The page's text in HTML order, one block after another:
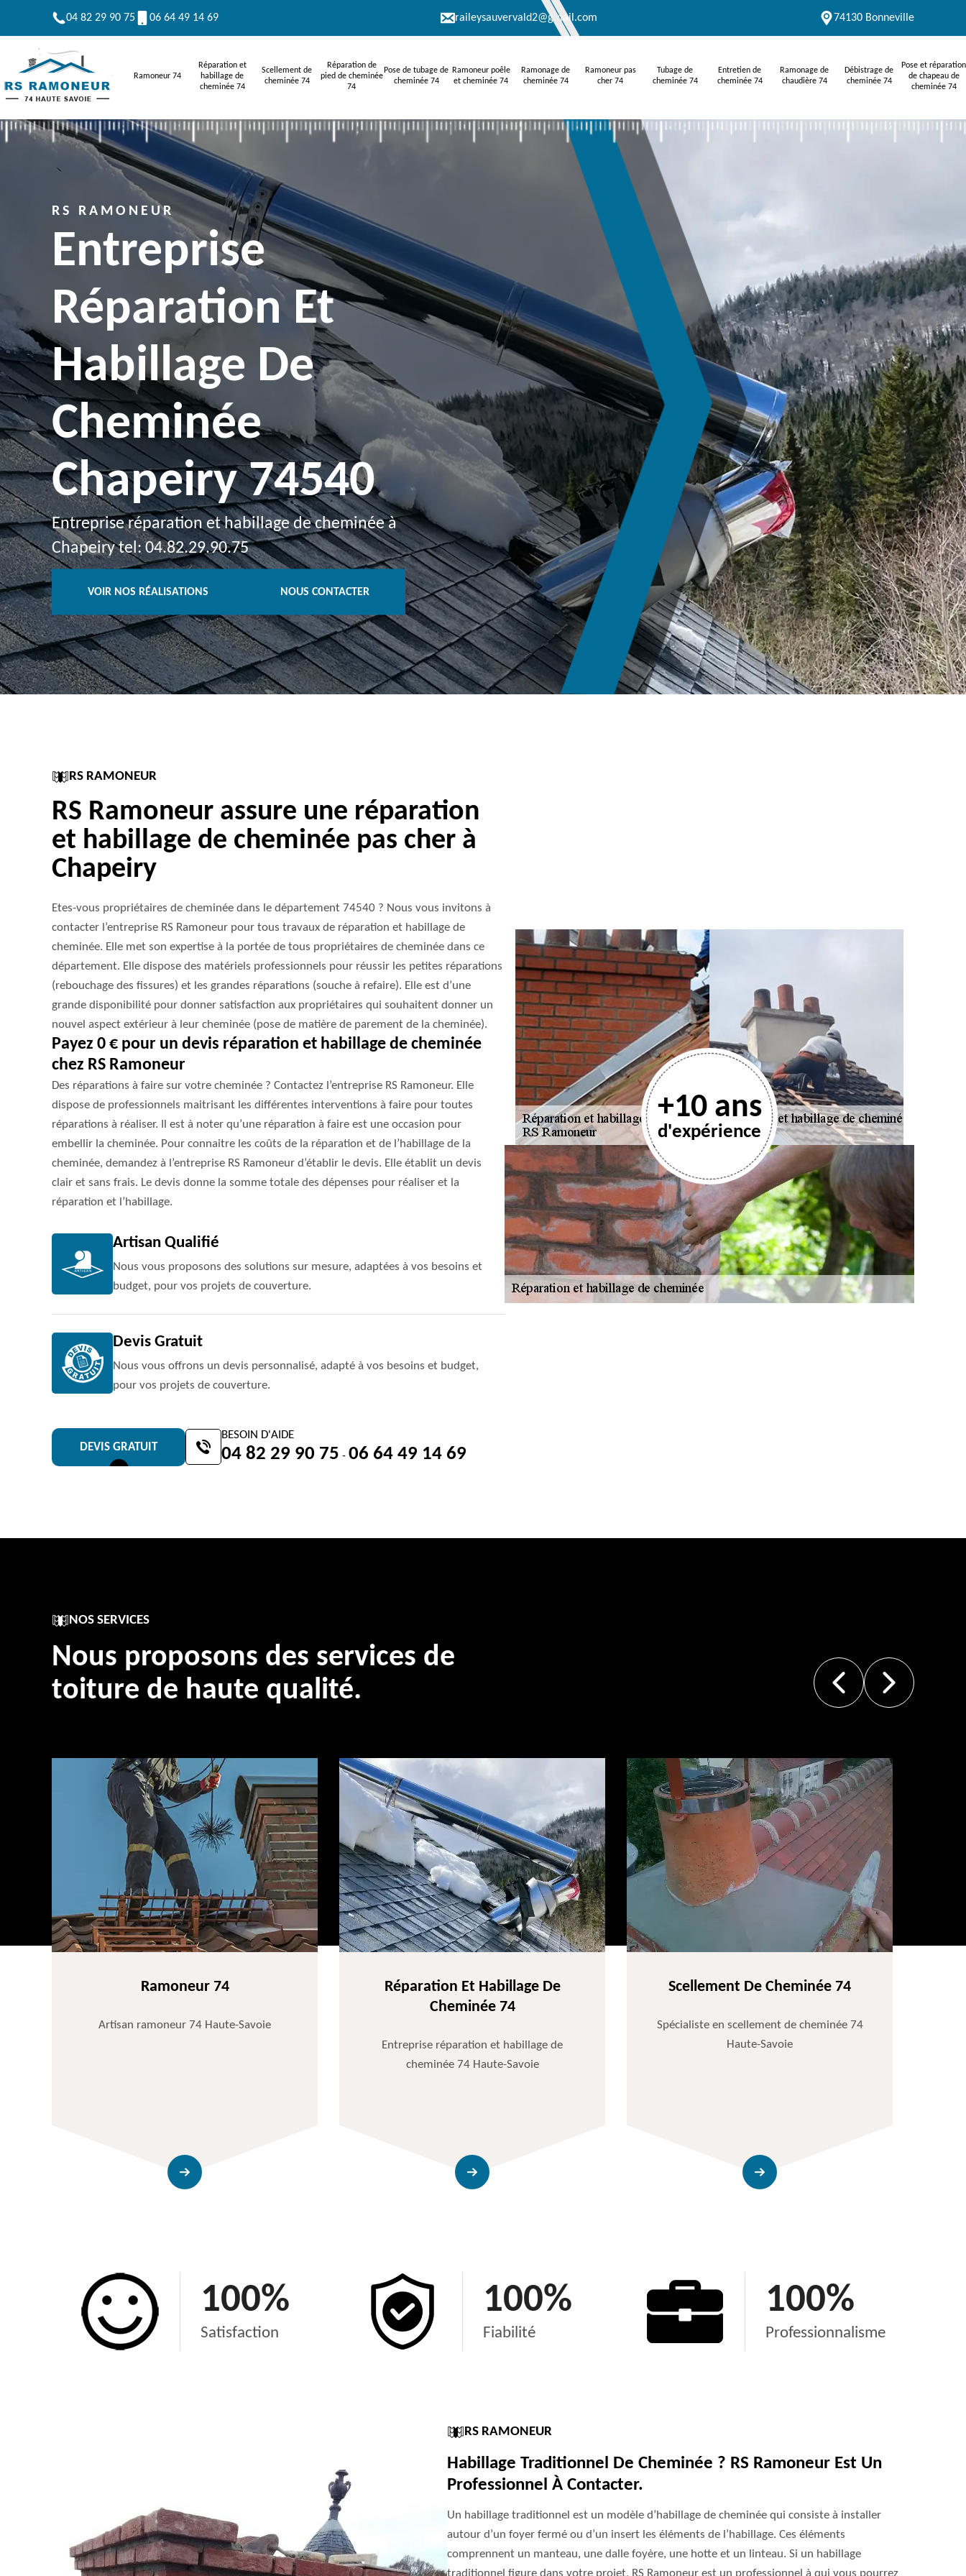
04 82 29 90 75 06 64 49 14 69 raileysauvervald2@gmail.com 74130 Bonneville
Ramoneur 74
Réparation et
habillage de
cheminée 74
Scellement de
cheminée 74
Réparation de
pied de cheminée
74
Pose de tubage de
cheminée 74
Ramoneur poêle
et cheminée 74
Ramonage de
cheminée 74
Ramoneur pas
cher 74
Tubage de
cheminée 74
Entretien de
cheminée 74
Ramonage de
chaudière 74
Débistrage de
cheminée 74
Pose et réparation
de chapeau de
cheminée 74
RS RAMONEUR
Entreprise
Réparation Et
Habillage De
Cheminée
Chapeiry 74540
Entreprise réparation et habillage de cheminée à
Chapeiry tel: 04.82.29.90.75
VOIR NOS RÉALISATIONS NOUS CONTACTER
RS RAMONEUR
RS Ramoneur assure une réparation
et habillage de cheminée pas cher à
Chapeiry
Etes-vous propriétaires de cheminée dans le département 74540 ? Nous vous invitons à
contacter l’entreprise RS Ramoneur pour tous travaux de réparation et habillage de
cheminée. Elle met son expertise à la portée de tous propriétaires de cheminée dans ce
département. Elle dispose des matériels professionnels pour réussir les petites réparations
(rebouchage des fissures) et les grandes réparations (souche à refaire). Elle est d’une
grande disponibilité pour donner satisfaction aux propriétaires qui souhaitent donner un
nouvel aspect extérieur à leur cheminée (pose de matière de parement de la cheminée).
Payez 0 € pour un devis réparation et habillage de cheminée
chez RS Ramoneur
Des réparations à faire sur votre cheminée ? Contactez l’entreprise RS Ramoneur. Elle
dispose de professionnels maitrisant les différentes interventions à faire pour toutes
réparations à réaliser. Il est à noter qu’une réparation à faire est une occasion pour
embellir la cheminée. Pour connaitre les coûts de la réparation et de l’habillage de la
cheminée, demandez à l’entreprise RS Ramoneur d’établir le devis. Elle établit un devis
clair et sans frais. Le devis donne la somme totale des dépenses pour réaliser et la
réparation et l’habillage.
Artisan Qualifié
Nous vous proposons des solutions sur mesure, adaptées à vos besoins et
budget, pour vos projets de couverture.
Devis Gratuit
Nous vous offrons un devis personnalisé, adapté à vos besoins et budget,
pour vos projets de couverture.
DEVIS GRATUIT
BESOIN D'AIDE
04 82 29 90 75 - 06 64 49 14 69
+10 ans
d'expérience
NOS SERVICES
Nous proposons des services de
toiture de haute qualité.
Ramoneur 74
Artisan ramoneur 74 Haute-Savoie
Réparation Et Habillage De
Cheminée 74
Entreprise réparation et habillage de
cheminée 74 Haute-Savoie
Scellement De Cheminée 74
Spécialiste en scellement de cheminée 74
Haute-Savoie
100%
Satisfaction
100%
Fiabilité
100%
Professionnalisme
RS RAMONEUR
Habillage Traditionnel De Cheminée ? RS Ramoneur Est Un
Professionnel À Contacter.
Un habillage traditionnel est un modèle d’habillage de cheminée qui consiste à installer
autour d’un foyer fermé ou d’un insert les éléments de l’habillage. Ces éléments
comprennent un manteau, une dalle foyère, une hotte et un linteau. Si un habillage
traditionnel figure dans votre projet, RS Ramoneur est un professionnel à qui vous pourrez